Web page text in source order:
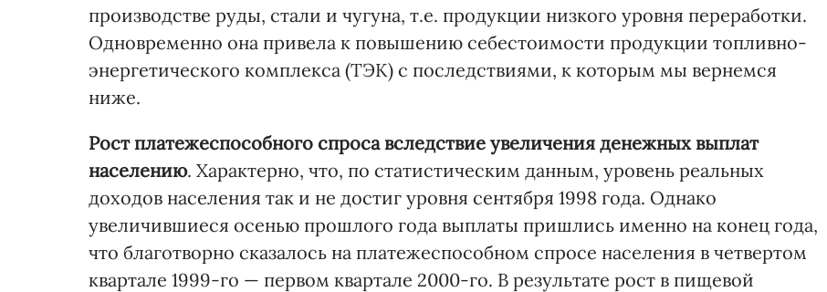
производстве руды, стали и чугуна, т.е. продукции низкого уровня переработки.
Одновременно она привела к повышению себестоимости продукции топливно-
энергетического комплекса (ТЭК) с последствиями, к которым мы вернемся
ниже.
Рост платежеспособного спроса вследствие увеличения денежных выплат
населению. Характерно, что, по статистическим данным, уровень реальных
доходов населения так и не достиг уровня сентября 1998 года. Однако
увеличившиеся осенью прошлого года выплаты пришлись именно на конец года,
что благотворно сказалось на платежеспособном спросе населения в четвертом
квартале 1999-го — первом квартале 2000-го. В результате рост в пищевой